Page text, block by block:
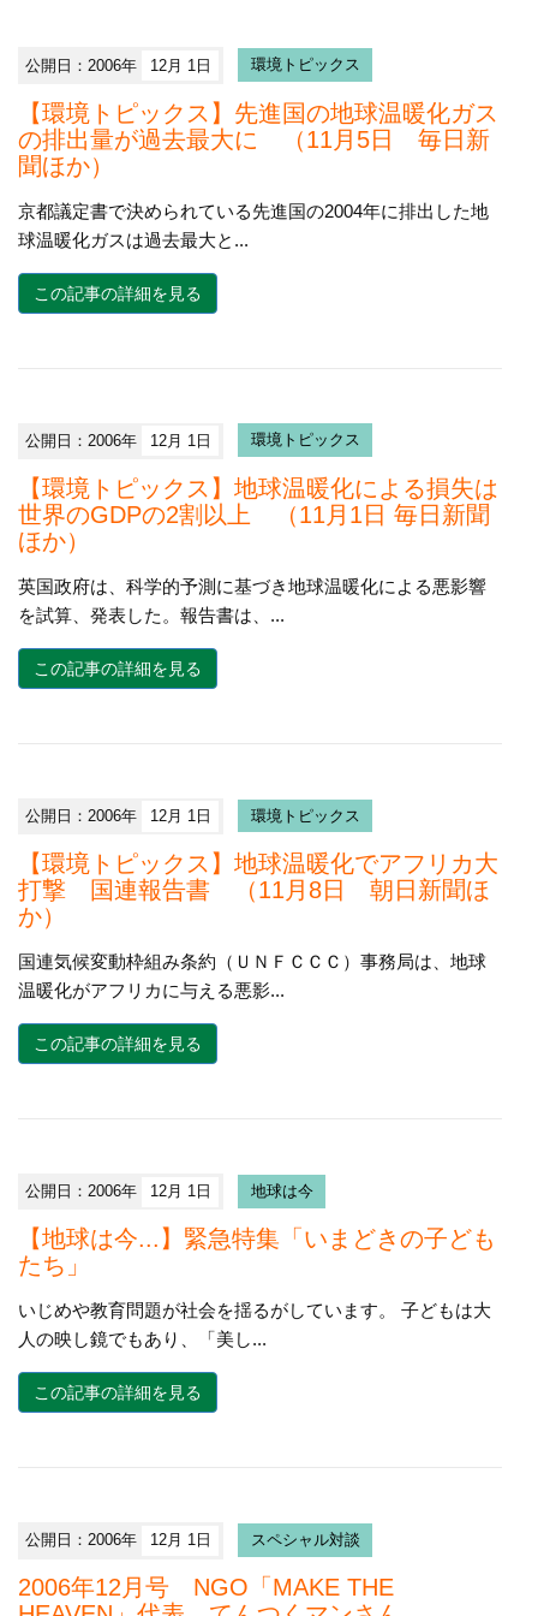
公開日：2006年 12月 1日 環境トピックス
【環境トピックス】先進国の地球温暖化ガス
の排出量が過去最大に （11月5日 毎日新
聞ほか）
京都議定書で決められている先進国の2004年に排出した地
球温暖化ガスは過去最大と...
この記事の詳細を見る
公開日：2006年 12月 1日 環境トピックス
【環境トピックス】地球温暖化による損失は
世界のGDPの2割以上 （11月1日 毎日新聞
ほか）
英国政府は、科学的予測に基づき地球温暖化による悪影響
を試算、発表した。報告書は、...
この記事の詳細を見る
公開日：2006年 12月 1日 環境トピックス
【環境トピックス】地球温暖化でアフリカ大
打撃 国連報告書 （11月8日 朝日新聞ほ
か）
国連気候変動枠組み条約（ＵＮＦＣＣＣ）事務局は、地球
温暖化がアフリカに与える悪影...
この記事の詳細を見る
公開日：2006年 12月 1日 地球は今
【地球は今...】緊急特集「いまどきの子ども
たち」
いじめや教育問題が社会を揺るがしています。 子どもは大
人の映し鏡でもあり、「美し...
この記事の詳細を見る
公開日：2006年 12月 1日 スペシャル対談
2006年12月号 NGO「MAKE THE